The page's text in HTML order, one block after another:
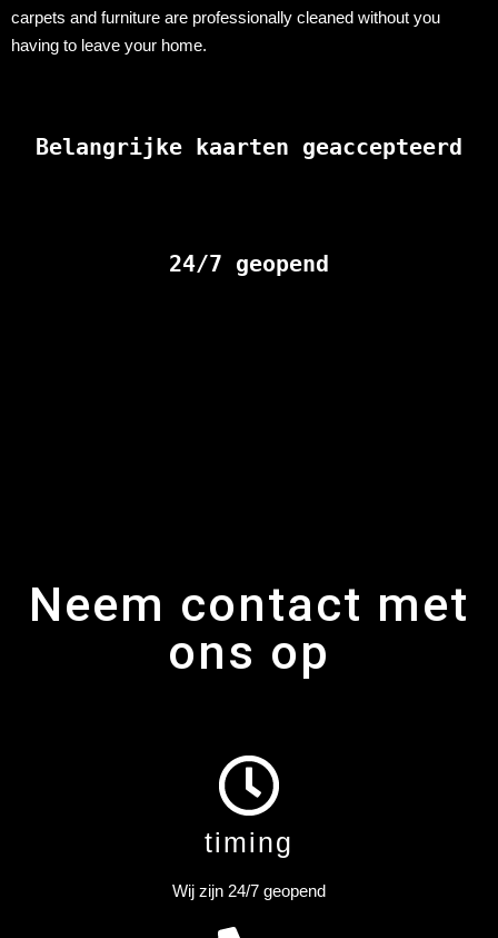
carpets and furniture are professionally cleaned without you
having to leave your home.
Belangrijke kaarten geaccepteerd
24/7 geopend
Neem contact met
ons op
timing
Wij zijn 24/7 geopend